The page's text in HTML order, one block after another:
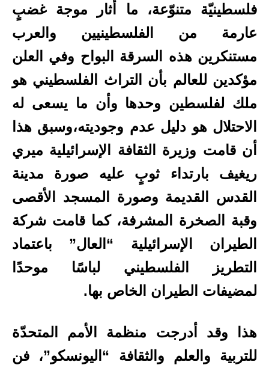
فلسطينيّة متنوّعة، ما أثار موجة غضبٍ
عارمة من الفلسطينيين والعرب
مستنكرين هذه السرقة البواح وفي العلن
مؤكدين للعالم بأن التراث الفلسطيني هو
ملك لفلسطين وحدها وأن ما يسعى له
الاحتلال هو دليل عدم وجوديته،وسبق هذا
أن قامت وزيرة الثقافة الإسرائيلية ميري
ريغيف بارتداء ثوبٍ عليه صورة مدينة
القدس القديمة وصورة المسجد الأقصى
وقبة الصخرة المشرفة، كما قامت شركة
الطيران الإسرائيلية “العال” باعتماد
التطريز الفلسطيني لباسًا موحدًا
لمضيفات الطيران الخاص بها.
هذا وقد أدرجت منظمة الأمم المتحدّة
للتربية والعلم والثقافة “اليونسكو”، فن